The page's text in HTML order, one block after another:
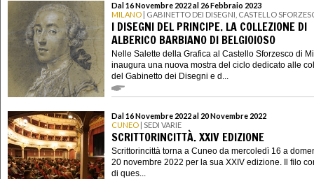
Dal 16 Novembre 2022 al 26 Febbraio 2023
MILANO | GABINETTO DEI DISEGNI, CASTELLO
I DISEGNI DEL PRINCIPE. LA COLLEZIONE DI
ALBERICO BARBIANO DI BELGIOIOSO
Nelle Salette della Grafica al Castello Sforzesco di
inaugura una nuova mostra del ciclo dedicato alle
del Gabinetto dei Disegni e d...
Dal 16 Novembre 2022 al 20 Novembre 2022
CUNEO | SEDI VARIE
SCRITTORINCITTÀ. XXIV EDIZIONE
Scrittorincittà torna a Cuneo da mercoledì 16 a
20 novembre 2022 per la sua XXIV edizione. Il filo
di ques...